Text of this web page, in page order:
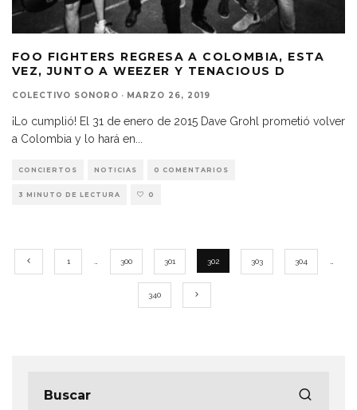
FOO FIGHTERS REGRESA A COLOMBIA, ESTA
VEZ, JUNTO A WEEZER Y TENACIOUS D
COLECTIVO SONORO · MARZO 26, 2019
¡Lo cumplió! El 31 de enero de 2015 Dave Grohl prometió volver
a Colombia y lo hará en
CONCIERTOS NOTICIAS 0 COMENTARIOS
3 MINUTO DE LECTURA 0
1 300 301 302 303 304
340